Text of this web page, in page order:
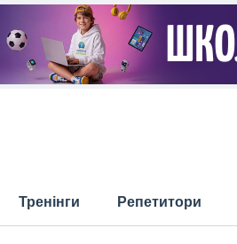
Тренінги Репетитори